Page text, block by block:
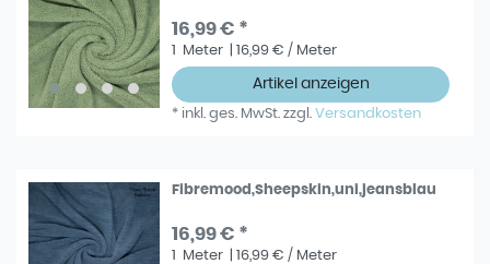
16,99 € *
1 Meter | 16,99 € / Meter
Artikel anzeigen
* inkl. ges. MwSt. zzgl.Versandkosten
Fibremood,Sheepskin,uni,jeansblau
16,99 € *
1 Meter | 16,99 € / Meter